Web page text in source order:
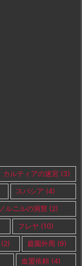
カルティアの迷宮 (3)
スパシア (4)
ノルニルの洞窟 (2)
フレヤ (10)
(2) 庭園外周 (9)
血盟依頼(4)